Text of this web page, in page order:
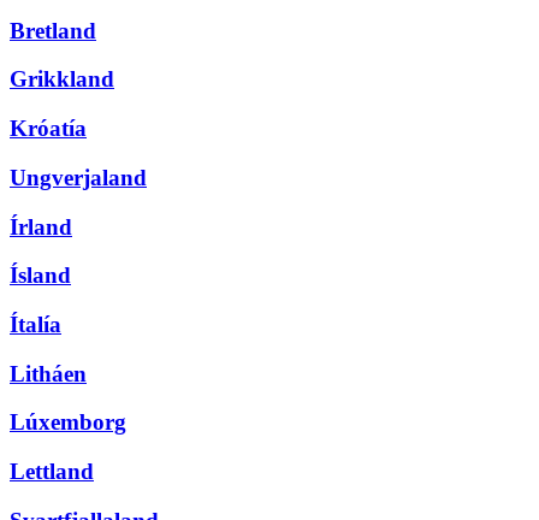
Bretland
Grikkland
Króatía
Ungverjaland
Írland
Ísland
Ítalía
Litháen
Lúxemborg
Lettland